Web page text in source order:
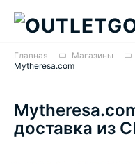
Главная Магазины
Mytheresa.com
доставка из